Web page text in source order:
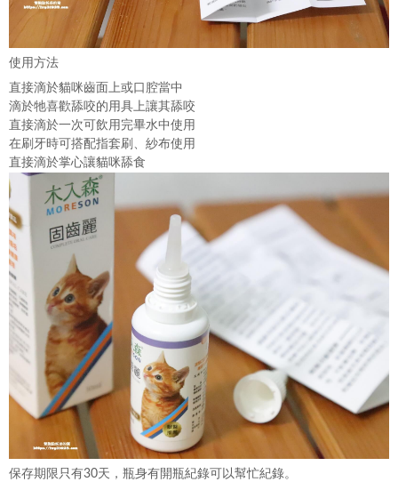
使用方法
直接滴於貓咪齒面上或口腔當中
滴於牠喜歡舔咬的用具上讓其舔咬
直接滴於一次可飲用完畢水中使用
在刷牙時可搭配指套刷、紗布使用
直接滴於掌心讓貓咪舔食
保存期限只有30天，瓶身有開瓶紀錄可以幫忙紀錄。